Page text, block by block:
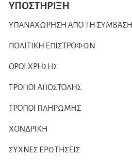
ΥΠΟΣΤΗΡΙΞΗ
ΥΠΑΝΑΧΩΡΗΣΗ ΑΠΟ ΤΗ ΣΥΜΒΑΣΗ
ΠΟΛΙΤΙΚΗ ΕΠΙΣΤΡΟΦΩΝ
ΟΡΟΙ ΧΡΗΣΗΣ
ΤΡΟΠΟΙ ΑΠΟΣΤΟΛΗΣ
ΤΡΟΠΟΙ ΠΛΗΡΩΜΗΣ
ΧΟΝΔΡΙΚΗ
ΣΥΧΝΕΣ ΕΡΩΤΗΣΕΙΣ